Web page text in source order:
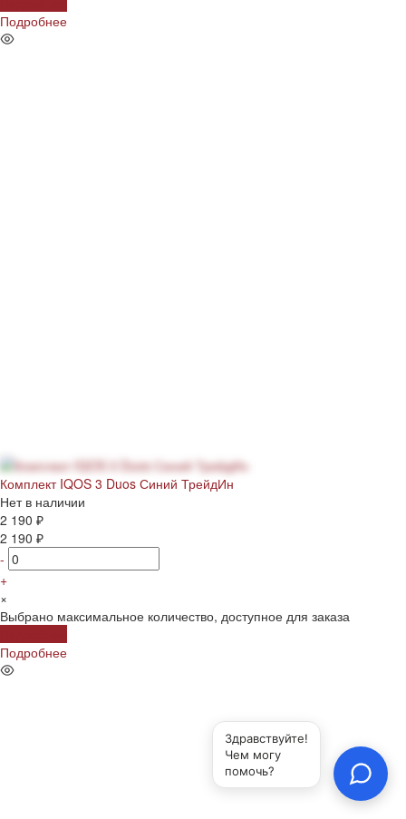
Подробнее
Комплект IQOS 3 Duos Синий ТрейдИн
Нет в наличии
2 190 ₽
2 190 ₽
-
+
×
Выбрано максимальное количество, доступное для заказа
Подробнее